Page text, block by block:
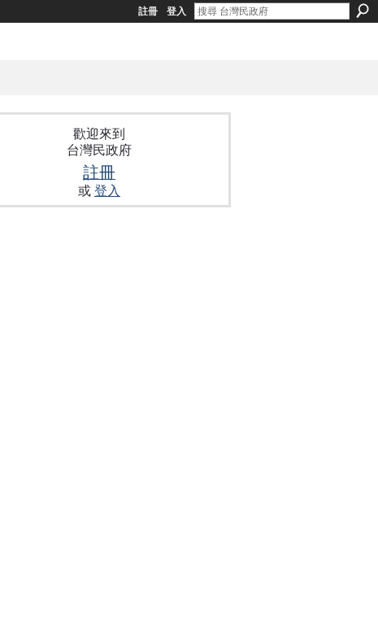
註冊 登入
歡迎來到
台灣民政府
註冊
或登入